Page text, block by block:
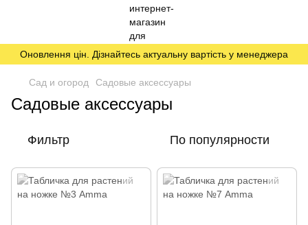
Оновлення цін. Дізнайтесь актуальну вартість у менеджера
Сад и огород Садовые аксессуары
Садовые аксессуары
Фильтр По популярности